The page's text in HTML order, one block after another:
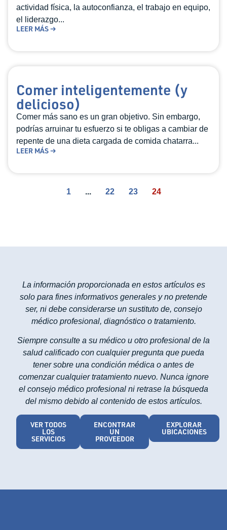
actividad física, la autoconfianza, el trabajo en equipo,
el liderazgo...
LEER MÁS →
Comer inteligentemente (y
delicioso)
Comer más sano es un gran objetivo. Sin embargo,
podrías arruinar tu esfuerzo si te obligas a cambiar de
repente de una dieta cargada de comida chatarra...
LEER MÁS →
1 ... 22 23 24
La información proporcionada en estos artículos es
solo para fines informativos generales y no pretende
ser, ni debe considerarse un sustituto de, consejo
médico profesional, diagnóstico o tratamiento.
Siempre consulte a su médico u otro profesional de la
salud calificado con cualquier pregunta que pueda
tener sobre una condición médica o antes de
comenzar cualquier tratamiento nuevo. Nunca ignore
el consejo médico profesional ni retrase la búsqueda
del mismo debido al contenido de estos artículos.
VER TODOS
LOS
SERVICIOS
ENCONTRAR
UN
PROVEEDOR
EXPLORAR
UBICACIONES